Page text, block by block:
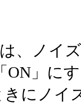
、ノイ
ON」に
きにノイ